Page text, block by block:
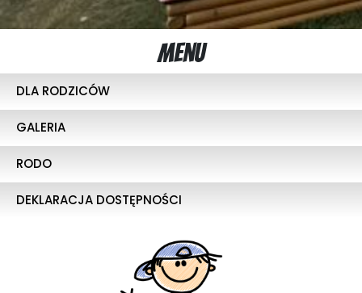
Menu
DLA RODZICÓW
GALERIA
RODO
DEKLARACJA DOSTĘPNOŚCI